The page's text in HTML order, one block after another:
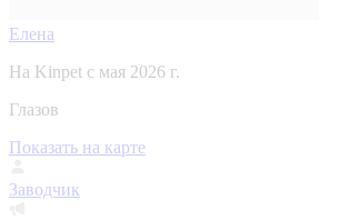
Елена
На Kinpet c мая 2026 г.
Глазов
Показать на карте
Заводчик